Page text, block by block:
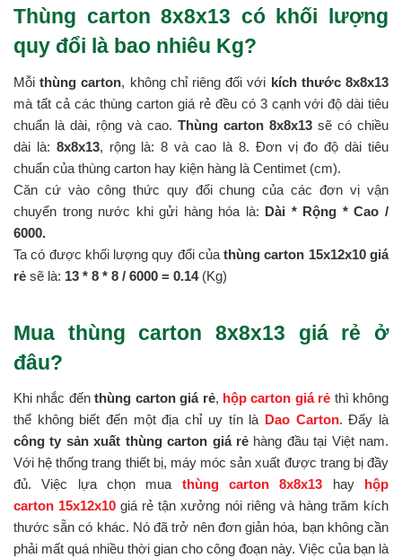
Thùng carton 8x8x13 có khối lượng
quy đổi là bao nhiêu Kg?
Mỗithùng carton, không chỉ riêng đối với kích thước 8x8x13
mà tất cả các thùng carton giá rẻ đều có 3 cạnh với độ dài tiêu
chuẩn là dài, rộng và cao. Thùng carton 8x8x13 sẽ có chiều
dài là: 8x8x13, rộng là: 8 và cao là 8. Đơn vị đo độ dài tiêu
chuẩn của thùng carton hay kiện hàng là Centimet (cm).
Căn cứ vào công thức quy đổi chung của các đơn vị vận
chuyển trong nước khi gửi hàng hóa là: Dài * Rộng * Cao /
6000.
Ta có được khối lượng quy đổi củathùng carton 15x12x10 giá
rẻ sẽ là: 13 * 8 * 8 / 6000 = 0.14 (Kg)
Mua thùng carton 8x8x13 giá rẻ ở
đâu?
Khi nhắc đếnthùng carton giá rẻ, hộp carton giá rẻ thì không
thể không biết đến một địa chỉ uy tín là Dao Carton. Đấy là
công ty sản xuất thùng carton giá rẻhàng đầu tại Việt nam.
Với hệ thống trang thiết bị, máy móc sản xuất được trang bị đầy
đủ. Việc lựa chọn mua thùng carton 8x8x13 hay hộp
carton 15x12x10 giá rẻ tận xưởng nói riêng và hàng trăm kích
thước sẵn có khác. Nó đã trở nên đơn giản hóa, bạn không cần
phải mất quá nhiều thời gian cho công đoạn này. Việc của bạn là